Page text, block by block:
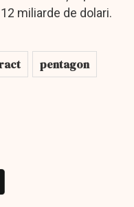
miliarde de dolari.
pentagon